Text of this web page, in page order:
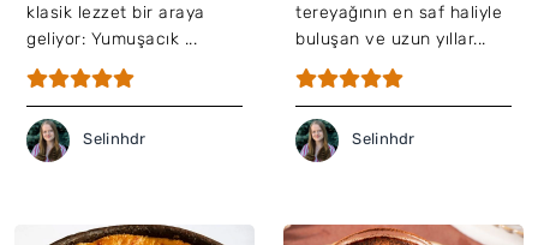
klasik lezzet bir araya
geliyor: Yumuşacık ...
Selinhdr
tereyağının en saf haliyle
buluşan ve uzun yıllar...
Selinhdr